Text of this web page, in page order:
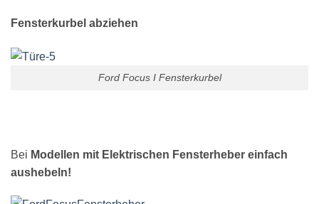
Fensterkurbel abziehen
Ford Focus I Fensterkurbel
Bei Modellen mit Elektrischen Fensterheber einfach
aushebeln!